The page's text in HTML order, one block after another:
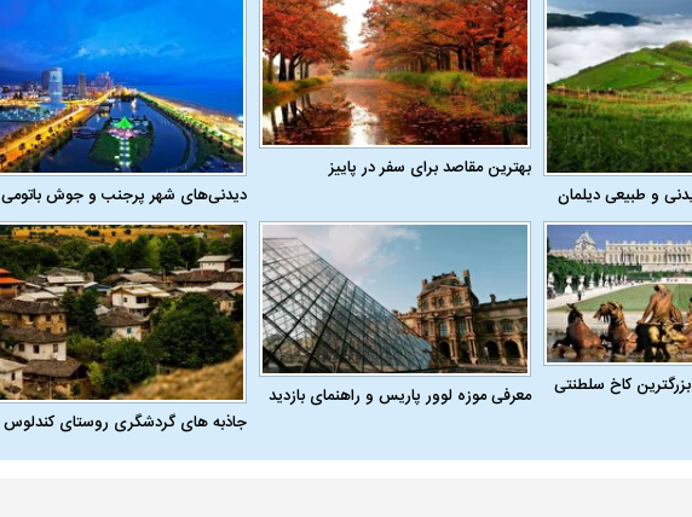
و طبیعی دیلمان
بهترین مقاصد برای سفر در پاییز
دیدنی‌های شهر پرجنب و جوش باتومی
کاخ سلطنتی
معرفی موزه لوور پاریس و راهنمای بازدید
جاذبه های گردشگری روستای کندلوس